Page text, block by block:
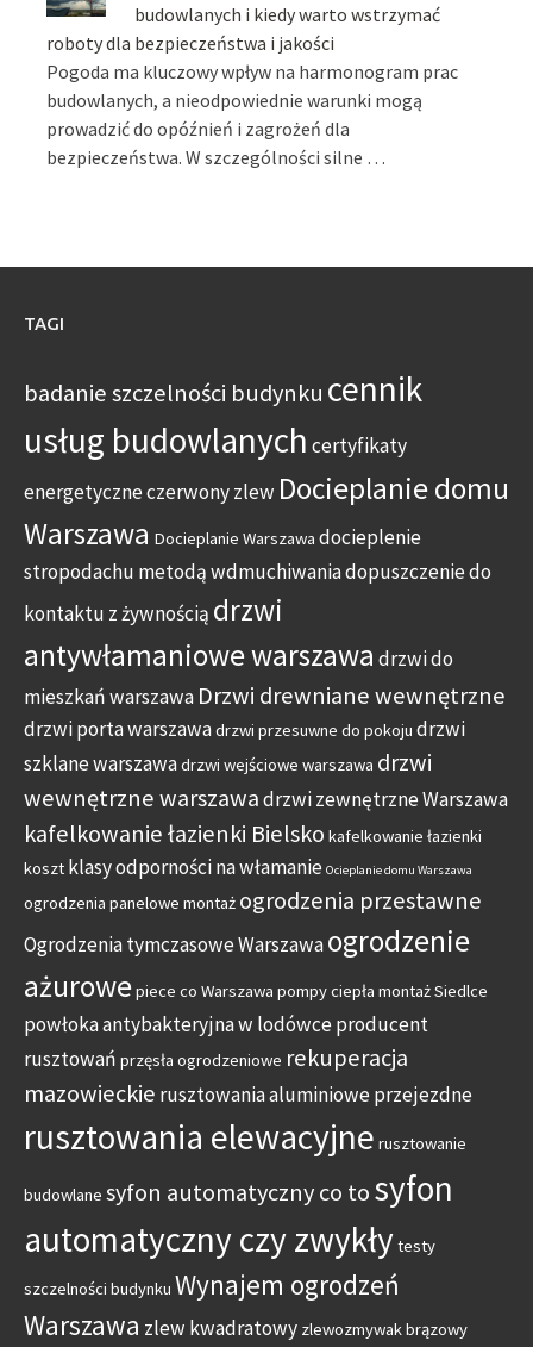
budowlanych i kiedy warto wstrzymać
roboty dla bezpieczeństwa i jakości
Pogoda ma kluczowy wpływ na harmonogram prac
budowlanych, a nieodpowiednie warunki mogą
prowadzić do opóźnień i zagrożeń dla
bezpieczeństwa. W szczególności silne …
TAGI
badanie szczelności budynku cennik
usług budowlanych certyfikaty
energetyczneczerwony zlew Docieplanie domu
Warszawa Docieplanie Warszawa docieplenie
stropodachu metodą wdmuchiwaniadopuszczenie do
kontaktu z żywnością drzwi
antywłamaniowe warszawa drzwi do
mieszkań warszawa Drzwi drewniane wewnętrzne
drzwi porta warszawadrzwi przesuwne do pokoju drzwi
szklane warszawadrzwi wejściowe warszawa drzwi
wewnętrzne warszawadrzwi zewnętrzne Warszawa
kafelkowanie łazienki Bielsko kafelkowanie łazienki
koszt klasy odporności na włamanie Ocieplanie domu Warszawa
ogrodzenia panelowe montaż ogrodzenia przestawne
Ogrodzenia tymczasowe Warszawaogrodzenie
ażurowepiece co Warszawa pompy ciepła montaż Siedlce
powłoka antybakteryjna w lodówceproducent
rusztowań przęsła ogrodzeniowe rekuperacja
mazowieckie rusztowania aluminiowe przejezdne
rusztowania elewacyjne rusztowanie
budowlane syfon automatyczny co tosyfon
automatyczny czy zwykłytesty
szczelności budynku Wynajem ogrodzeń
Warszawa zlew kwadratowy zlewozmywak brązowy